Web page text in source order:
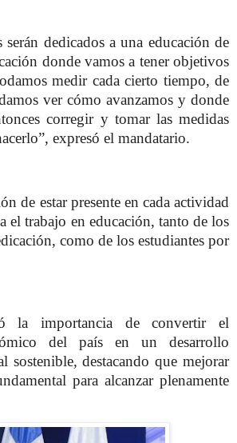
serán dedicados a una educación de
donde vamos a tener objetivos
medir cada cierto tiempo, de
ver cómo avanzamos y donde
corregir y tomar las medidas
expresó el mandatario.
de estar presente en cada actividad
el trabajo en educación, tanto de los
como de los estudiantes por
la importancia de convertir el
del país en un desarrollo
sostenible, destacando que mejorar
para alcanzar plenamente